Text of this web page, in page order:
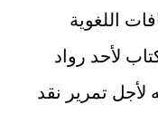
اللغوية
لأحد رواد
لأجل تمرير نقد